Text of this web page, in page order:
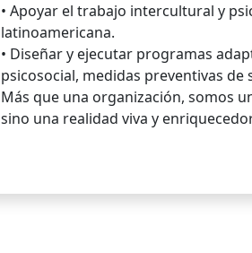
• Apoyar el trabajo intercultural y
latinoamericana.
• Diseñar y ejecutar programas
psicosocial, medidas preventivas
Más que una organización, somos
sino una realidad viva y